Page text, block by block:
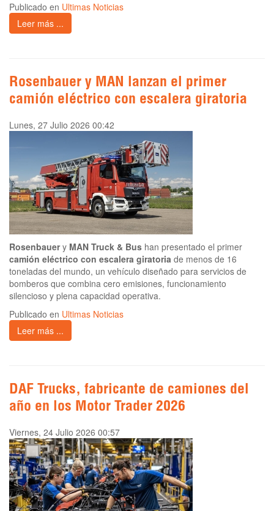
Publicado en Ultimas Noticias
Leer más ...
Rosenbauer y MAN lanzan el primer
camión eléctrico con escalera giratoria
Lunes, 27 Julio 2026 00:42
Rosenbauery MAN Truck & Bus han presentado el primer
camión eléctrico con escalera giratoria de menos de 16
toneladas del mundo, un vehículo diseñado para servicios de
bomberos que combina cero emisiones, funcionamiento
silencioso y plena capacidad operativa.
Publicado en Ultimas Noticias
Leer más ...
DAF Trucks, fabricante de camiones del
año en los Motor Trader 2026
Viernes, 24 Julio 2026 00:57